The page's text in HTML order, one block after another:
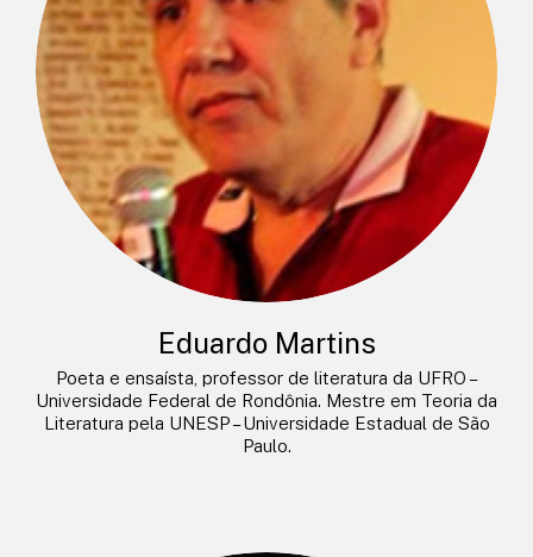
Eduardo Martins
Poeta e ensaísta, professor de literatura da UFRO –
Universidade Federal de Rondônia. Mestre em Teoria da
Literatura pela UNESP – Universidade Estadual de São
Paulo.